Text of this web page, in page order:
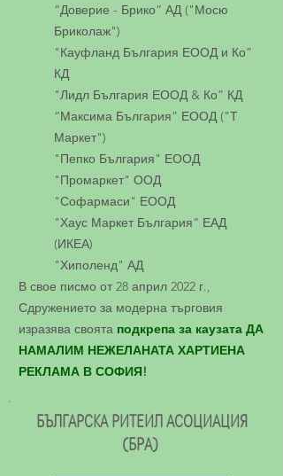
“Доверие - Брико” АД ("Мосю
Бриколаж")
"Кауфланд България ЕООД и Ко”
КД
"Лидл България ЕООД & Ко” КД
“Максима България” ЕООД ("Т
Маркет")
"Пепко България" ЕООД
"Промаркет" ООД
"Софармаси" ЕООД
"Хаус Маркет България“ ЕАД
(ИКЕА)
"Хиполенд" АД
В свое писмо от 28 април 2022 г.,
Сдружението за модерна търговия
изразява своята подкрепа за каузата ДА
НАМАЛИМ НЕЖЕЛАНАТА ХАРТИЕНА
РЕКЛАМА В СОФИЯ!
БЪЛГАРСКА РИТЕЙЛ АСОЦИАЦИЯ
(БРА)